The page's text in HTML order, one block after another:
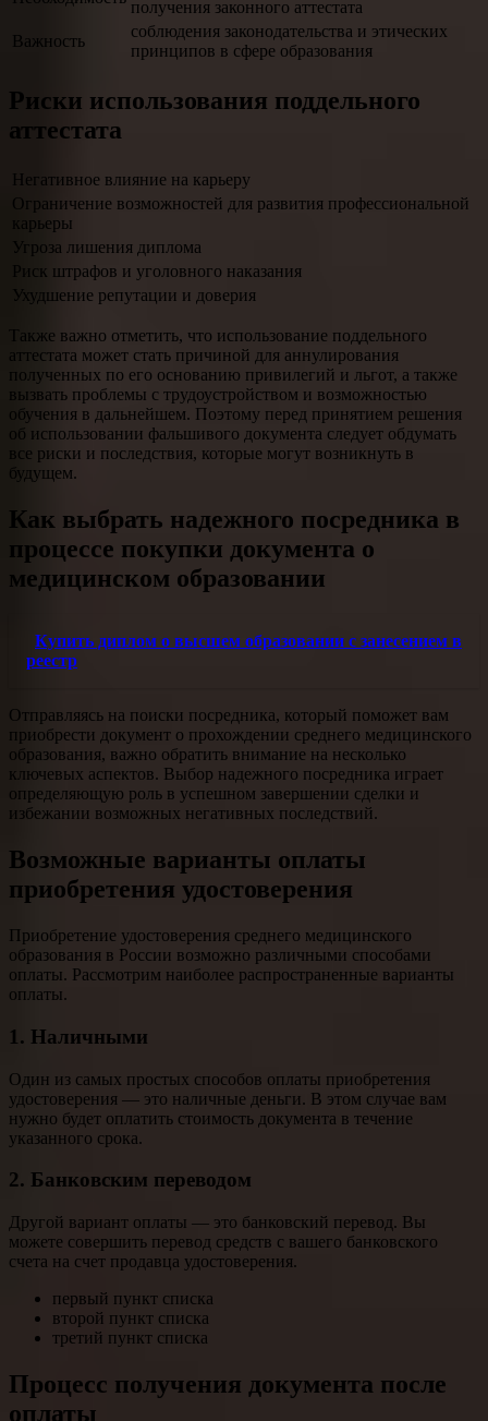
получения законного аттестата
Важность
соблюдения законодательства и этических
принципов в сфере образования
Риски использования поддельного
аттестата
Негативное влияние на карьеру
Ограничение возможностей для развития профессиональной
карьеры
Угроза лишения диплома
Риск штрафов и уголовного наказания
Ухудшение репутации и доверия
Также важно отметить, что использование поддельного
аттестата может стать причиной для аннулирования
полученных по его основанию привилегий и льгот, а также
вызвать проблемы с трудоустройством и возможностью
обучения в дальнейшем. Поэтому перед принятием решения
об использовании фальшивого документа следует обдумать
все риски и последствия, которые могут возникнуть в
будущем.
Как выбрать надежного посредника в
процессе покупки документа о
медицинском образовании
Купить диплом о высшем образовании с занесением в
реестр
Отправляясь на поиски посредника, который поможет вам
приобрести документ о прохождении среднего медицинского
образования, важно обратить внимание на несколько
ключевых аспектов. Выбор надежного посредника играет
определяющую роль в успешном завершении сделки и
избежании возможных негативных последствий.
Возможные варианты оплаты
приобретения удостоверения
Приобретение удостоверения среднего медицинского
образования в России возможно различными способами
оплаты. Рассмотрим наиболее распространенные варианты
оплаты.
1. Наличными
Один из самых простых способов оплаты приобретения
удостоверения — это наличные деньги. В этом случае вам
нужно будет оплатить стоимость документа в течение
указанного срока.
2. Банковским переводом
Другой вариант оплаты — это банковский перевод. Вы
можете совершить перевод средств с вашего банковского
счета на счет продавца удостоверения.
первый пункт списка
второй пункт списка
третий пункт списка
Процесс получения документа после
оплаты